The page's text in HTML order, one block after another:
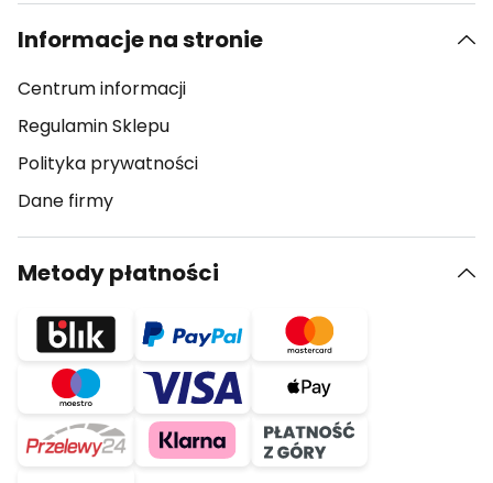
Informacje na stronie
Centrum informacji
Regulamin Sklepu
Polityka prywatności
Dane firmy
Metody płatności